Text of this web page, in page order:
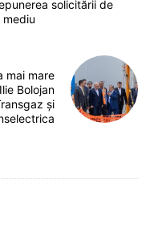
solicitării de
mai mare
Bolojan
și